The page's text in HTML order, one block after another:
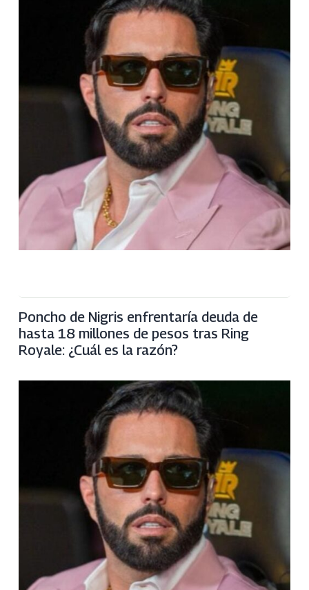
Poncho de Nigris enfrentaría deuda de
hasta 18 millones de pesos tras Ring
Royale: ¿Cuál es la razón?